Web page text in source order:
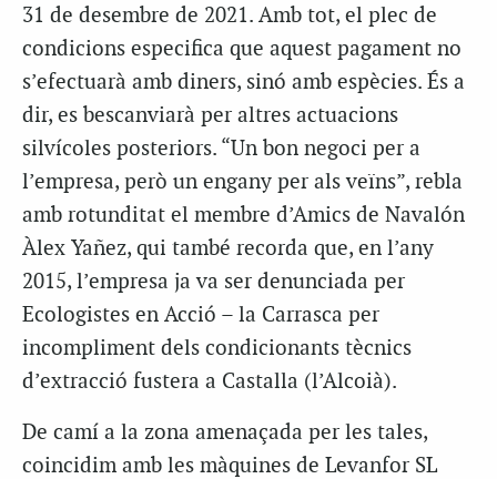
31 de desembre de 2021. Amb tot, el plec de
condicions especifica que aquest pagament no
s’efectuarà amb diners, sinó amb espècies. És a
dir, es bescanviarà per altres actuacions
silvícoles posteriors. “Un bon negoci per a
l’empresa, però un engany per als veïns”, rebla
amb rotunditat el membre d’Amics de Navalón
Àlex Yañez, qui també recorda que, en l’any
2015, l’empresa ja va ser denunciada per
Ecologistes en Acció – la Carrasca per
incompliment dels condicionants tècnics
d’extracció fustera a Castalla (l’Alcoià).
De camí a la zona amenaçada per les tales,
coincidim amb les màquines de Levanfor SL